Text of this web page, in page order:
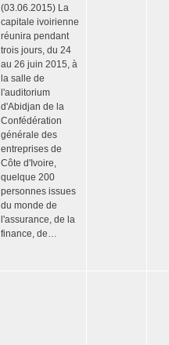
(03.06.2015) La
capitale ivoirienne
réunira pendant
trois jours, du 24
au 26 juin 2015, à
la salle de
l'auditorium
d'Abidjan de la
Confédération
générale des
entreprises de
Côte d'Ivoire,
quelque 200
personnes issues
du monde de
l'assurance, de la
finance, de…